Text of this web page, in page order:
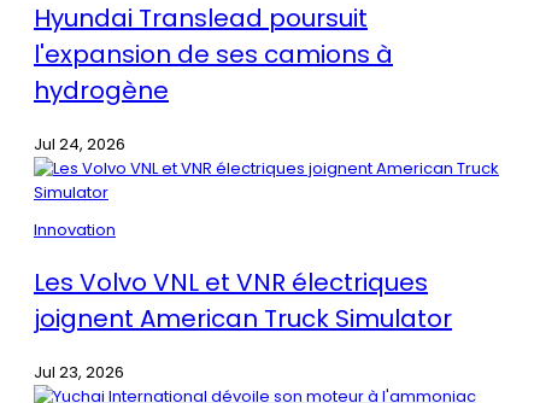
Hyundai Translead poursuit
l'expansion de ses camions à
hydrogène
Jul 24, 2026
Innovation
Les Volvo VNL et VNR électriques
joignent American Truck Simulator
Jul 23, 2026